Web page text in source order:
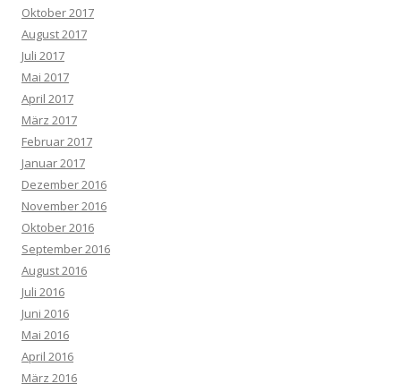
Oktober 2017
August 2017
Juli 2017
Mai 2017
April 2017
März 2017
Februar 2017
Januar 2017
Dezember 2016
November 2016
Oktober 2016
September 2016
August 2016
Juli 2016
Juni 2016
Mai 2016
April 2016
März 2016